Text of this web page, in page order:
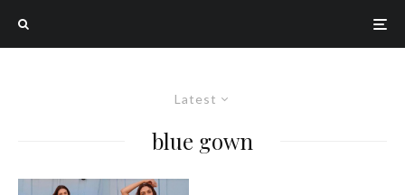
Latest
blue gown